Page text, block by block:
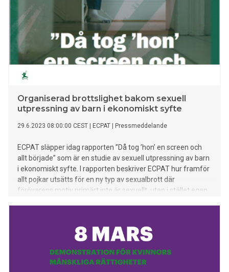
Organiserad brottslighet bakom sexuell
utpressning av barn i ekonomiskt syfte
29.6.2023 08:00:00 CEST ECPAT Pressmeddelande
ECPAT släpper idag rapporten ”Då tog ’hon’ en screen och
allt började” som är en studie av sexuell utpressning av barn
i ekonomiskt syfte. I rapporten beskriver ECPAT hur framför
allt pojkar utsätts för en ny typ av sexualbrott där
förövarens motiv primärt inte är sexuellt, utan i stället egen
organiserad brottslighet och barnen är deras nya